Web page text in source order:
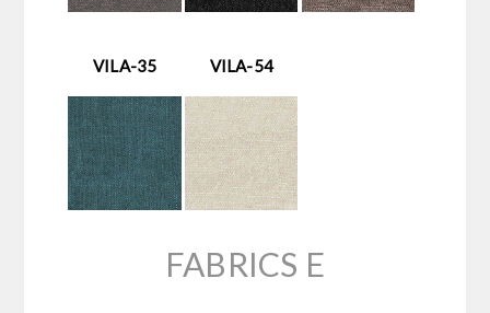
VILA-35 VILA-54
FABRICS E